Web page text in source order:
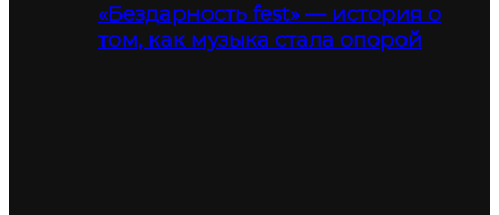
«Бездарность fest» — история о
том, как музыка стала опорой